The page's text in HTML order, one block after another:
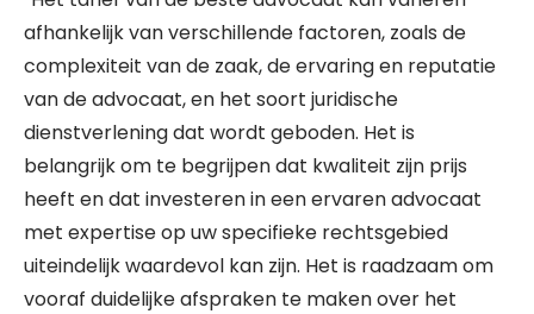
afhankelijk van verschillende factoren, zoals de
complexiteit van de zaak, de ervaring en reputatie
van de advocaat, en het soort juridische
dienstverlening dat wordt geboden. Het is
belangrijk om te begrijpen dat kwaliteit zijn prijs
heeft en dat investeren in een ervaren advocaat
met expertise op uw specifieke rechtsgebied
uiteindelijk waardevol kan zijn. Het is raadzaam om
vooraf duidelijke afspraken te maken over het